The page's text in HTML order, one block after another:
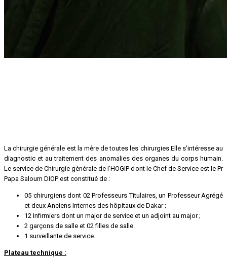
La chirurgie générale est la mère de toutes les chirurgies.Elle s'intéresse au
diagnostic et au traitement des anomalies des organes du corps humain.
Le service de Chirurgie générale de l’HOGIP dont le Chef de Service est le Pr
Papa Saloum DIOP est constitué de :
05 chirurgiens dont 02 Professeurs Titulaires, un Professeur Agrégé
et deux Anciens Internes des hôpitaux de Dakar ;
12 Infirmiers dont un major de service et un adjoint au major ;
2 garçons de salle et 02 filles de salle.
1 surveillante de service.
Plateau technique :